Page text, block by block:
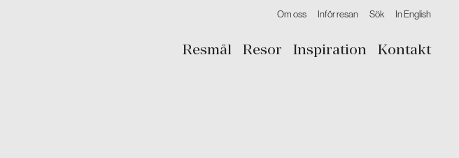
Om oss Inför resan Sök In English
Resmål Resor Inspiration Kontakt